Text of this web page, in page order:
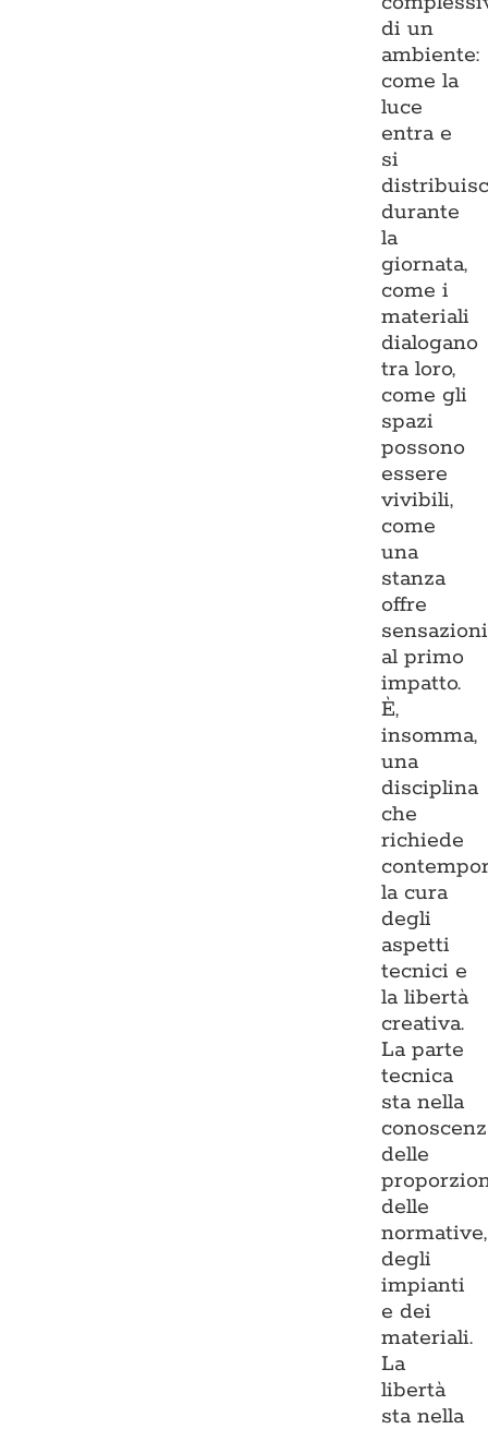
di un
ambiente:
come la
luce
entra e
si
durante
la
giornata,
come i
materiali
dialogano
tra loro,
come gli
spazi
possono
essere
vivibili,
come
una
stanza
offre
sensazioni
al primo
impatto.
È,
insomma,
una
disciplina
che
richiede
la cura
degli
aspetti
tecnici e
la libertà
creativa.
La parte
tecnica
sta nella
delle
delle
normative,
degli
impianti
e dei
materiali.
La
libertà
sta nella